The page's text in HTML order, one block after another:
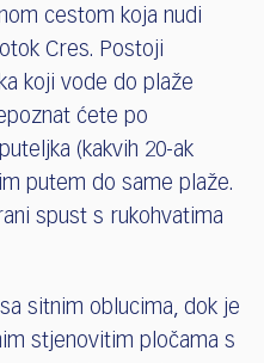
cestom koja nudi
Cres. Postoji
koji vode do plaže
ćete po
(kakvih 20-ak
putem do same plaže.
spust s rukohvatima
sitnim oblucima, dok je
stjenovitim pločama s